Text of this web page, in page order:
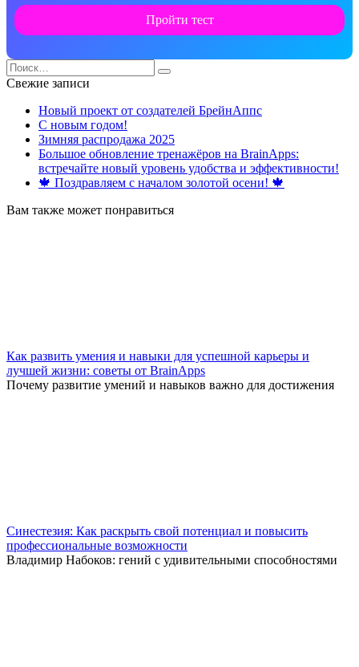
Пройти тест
Search
for:
Свежие записи
Новый проект от создателей БрейнАппс
С новым годом!
Зимняя распродажа 2025
Большое обновление тренажёров на BrainApps:
встречайте новый уровень удобства и эффективности!
🍁 Поздравляем с началом золотой осени! 🍁
Вам также может понравиться
Как развить умения и навыки для успешной карьеры и
лучшей жизни: советы от BrainApps
Почему развитие умений и навыков важно для достижения
Синестезия: Как раскрыть свой потенциал и повысить
профессиональные возможности
Владимир Набоков: гений с удивительными способностями